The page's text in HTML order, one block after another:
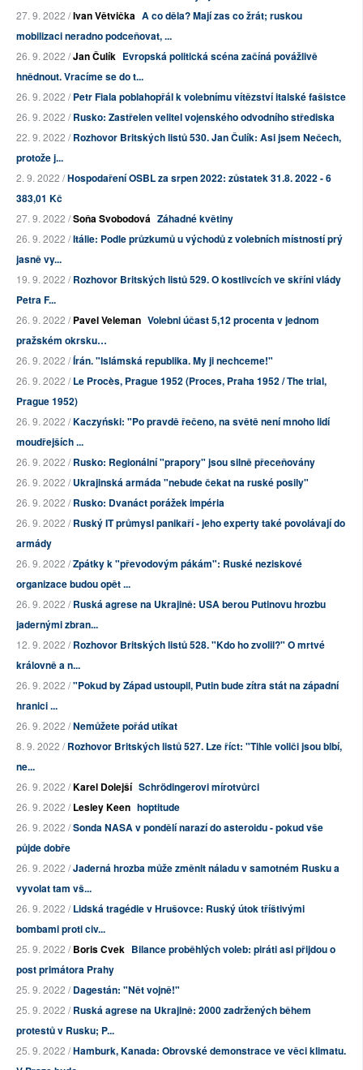
27. 9. 2022 /Ivan Větvička A co děla? Mají zas co žrát; ruskou
mobilizaci neradno podceňovat, ...
26. 9. 2022 /Jan Čulík Evropská politická scéna začíná povážlivě
hnědnout. Vracíme se do t...
26. 9. 2022 /Petr Fiala poblahopřál k volebnímu vítězství italské fašistce
26. 9. 2022 /Rusko: Zastřelen velitel vojenského odvodního střediska
22. 9. 2022 /Rozhovor Britských listů 530. Jan Čulík: Asi jsem Nečech,
protože j...
2. 9. 2022 /Hospodaření OSBL za srpen 2022: zůstatek 31.8. 2022 - 6
383,01 Kč
27. 9. 2022 /Soňa Svobodová Záhadné květiny
26. 9. 2022 /Itálie: Podle průzkumů u východů z volebních místností prý
jasně vy...
19. 9. 2022 /Rozhovor Britských listů 529. O kostlivcích ve skříni vlády
Petra F...
26. 9. 2022 /Pavel Veleman Volebni účast 5,12 procenta v jednom
pražském okrsku…
26. 9. 2022 /Írán. "Islámská republika. My ji nechceme!"
26. 9. 2022 /Le Procès, Prague 1952 (Proces, Praha 1952 / The trial,
Prague 1952)
26. 9. 2022 /Kaczyński: "Po pravdě řečeno, na světě není mnoho lidí
moudřejších ...
26. 9. 2022 /Rusko: Regionální "prapory" jsou silně přeceňovány
26. 9. 2022 /Ukrajinská armáda "nebude čekat na ruské posily"
26. 9. 2022 /Rusko: Dvanáct porážek impéria
26. 9. 2022 /Ruský IT průmysl panikaří - jeho experty také povolávají do
armády
26. 9. 2022 /Zpátky k "převodovým pákám": Ruské neziskové
organizace budou opět ...
26. 9. 2022 /Ruská agrese na Ukrajině: USA berou Putinovu hrozbu
jadernými zbran...
12. 9. 2022 /Rozhovor Britských listů 528. "Kdo ho zvolil?" O mrtvé
královně a n...
26. 9. 2022 /"Pokud by Západ ustoupil, Putin bude zítra stát na západní
hranici ...
26. 9. 2022 /Nemůžete pořád utíkat
8. 9. 2022 /Rozhovor Britských listů 527. Lze říct: "Tihle voliči jsou blbí,
ne...
26. 9. 2022 /Karel Dolejší Schrödingerovi mírotvůrci
26. 9. 2022 /Lesley Keen hoptitude
26. 9. 2022 /Sonda NASA v pondělí narazí do asteroidu - pokud vše
půjde dobře
26. 9. 2022 /Jaderná hrozba může změnit náladu v samotném Rusku a
vyvolat tam vš...
26. 9. 2022 /Lidská tragédie v Hrušovce: Ruský útok tříštivými
bombami proti civ...
25. 9. 2022 /Boris Cvek Bilance proběhlých voleb: piráti asi přijdou o
post primátora Prahy
25. 9. 2022 /Dagestán: "Nět vojně!"
25. 9. 2022 /Ruská agrese na Ukrajině: 2000 zadržených během
protestů v Rusku; P...
25. 9. 2022 /Hamburk, Kanada: Obrovské demonstrace ve věci klimatu.